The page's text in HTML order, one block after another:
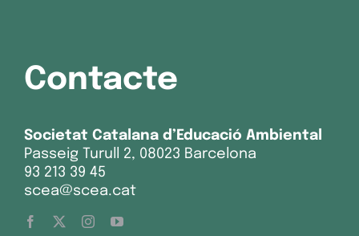
Contacte
Societat Catalana d’Educació Ambiental
Passeig Turull 2, 08023 Barcelona
93 213 39 45
scea@scea.cat